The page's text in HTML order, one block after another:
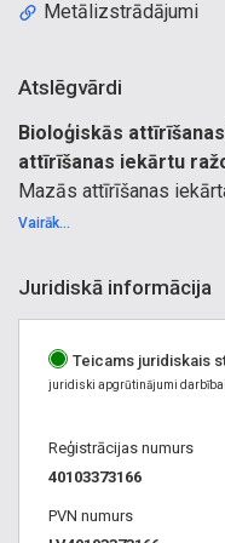
Metālizstrādājumi
Atslēgvārdi
Bioloģiskās
attīrīšanas iekārtu
Mazās attīrīšanas
attīrīšanas iekārtu
Ūdensapgādes un
energoefektivitātes
Ražošanas
Kanalizācijas ārējie tīkli
privātmājām, izbūve,
kanalizācijas,
Vairāk...
Juridiskā informācija
Teicams juridiskais
juridiski apgrūtinājumi darbībai.
Reģistrācijas numurs
40103373166
PVN numurs